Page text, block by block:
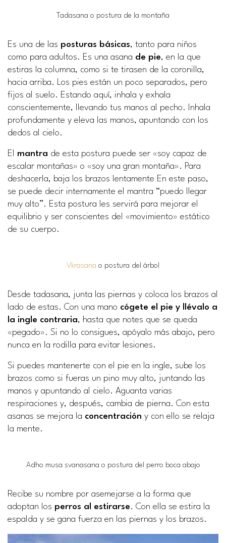
Tadasana o postura de la montaña
Es una de las posturas básicas, tanto para niños
como para adultos. Es una asana de pie, en la que
estiras la columna, como si te tirasen de la coronilla,
hacia arriba. Los pies están un poco separados, pero
fijos al suelo. Estando aquí, inhala y exhala
conscientemente, llevando tus manos al pecho. Inhala
profundamente y eleva las manos, apuntando con los
dedos al cielo.
El mantra de esta postura puede ser «soy capaz de
escalar montañas» o «soy una gran montaña». Para
deshacerla, baja los brazos lentamente En este paso,
se puede decir internamente el mantra “puedo llegar
muy alto”. Esta postura les servirá para mejorar el
equilibrio y ser conscientes del «movimiento» estático
de su cuerpo.
Vkrasana o postura del árbol
Desde tadasana, junta las piernas y coloca los brazos al
lado de estas. Con una mano cógete el pie y llévalo a
la ingle contraria, hasta que notes que se queda
«pegado». Si no lo consigues, apóyalo más abajo, pero
nunca en la rodilla para evitar lesiones.
Si puedes mantenerte con el pie en la ingle, sube los
brazos como si fueras un pino muy alto, juntando las
manos y apuntando al cielo. Aguanta varias
respiraciones y, después, cambia de pierna. Con esta
asanas se mejora la concentración y con ello se relaja
la mente.
Adho musa svanasana o postura del perro boca abajo
Recibe su nombre por asemejarse a la forma que
adoptan los perros al estirarse. Con ella se estira la
espalda y se gana fuerza en las piernas y los brazos.